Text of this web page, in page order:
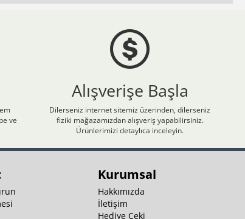
ve
Alışverişe Başla
Dilerseniz internet sitemiz üzerinden, dilerseniz
fiziki mağazamızdan alışveriş yapabilirsiniz.
Ürünlerimizi detaylıca inceleyin.
Kurumsal
Hakkımızda
İletişim
Hediye Çeki